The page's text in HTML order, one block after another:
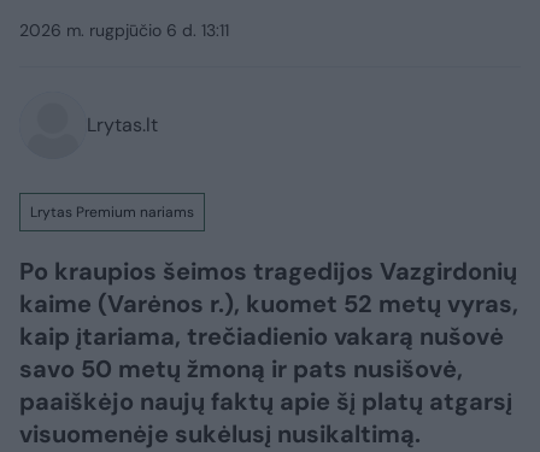
2026 m. rugpjūčio 6 d. 13:11
Lrytas.lt
Lrytas Premium nariams
Po kraupios šeimos tragedijos Vazgirdonių
kaime (Varėnos r.), kuomet 52 metų vyras,
kaip įtariama, trečiadienio vakarą nušovė
savo 50 metų žmoną ir pats nusišovė,
paaiškėjo naujų faktų apie šį platų atgarsį
visuomenėje sukėlusį nusikaltimą.